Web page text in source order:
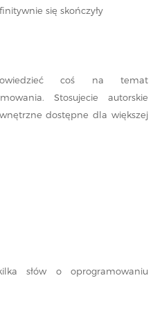
się skończyły
coś na temat
Stosujecie autorskie
dostępne dla większej
słów o oprogramowaniu